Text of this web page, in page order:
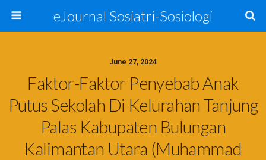
eJournal Sosiatri-Sosiologi
June 27, 2024
Faktor-Faktor Penyebab Anak
Putus Sekolah Di Kelurahan Tanjung
Palas Kabupaten Bulungan
Kalimantan Utara (Muhammad